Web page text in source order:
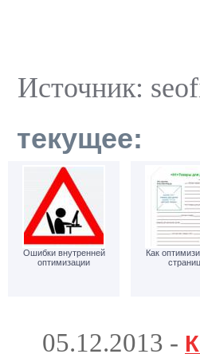
Источник:
текущее:
Ошибки внутренней
оптимизации
Как
05.12.2013 -